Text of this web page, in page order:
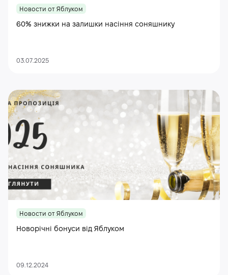
Новости от Яблуком
60% знижки на залишки насіння соняшнику
03.07.2025
Новости от Яблуком
Новорічні бонуси від Яблуком
09.12.2024